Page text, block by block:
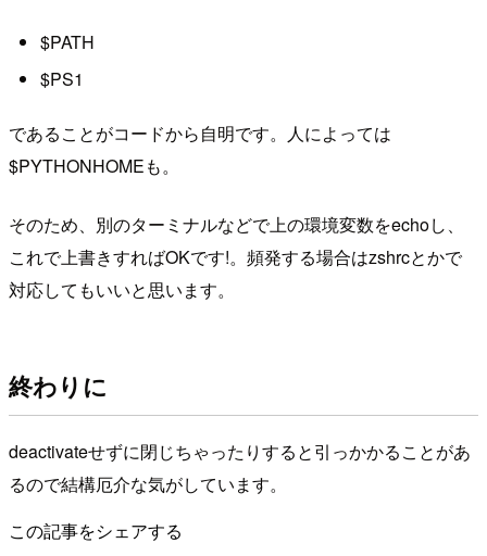
$PATH
$PS1
であることがコードから自明です。人によっては
$PYTHONHOMEも。
そのため、別のターミナルなどで上の環境変数をechoし、
これで上書きすればOKです!。頻発する場合はzshrcとかで
対応してもいいと思います。
終わりに
deactivateせずに閉じちゃったりすると引っかかることがあ
るので結構厄介な気がしています。
この記事をシェアする